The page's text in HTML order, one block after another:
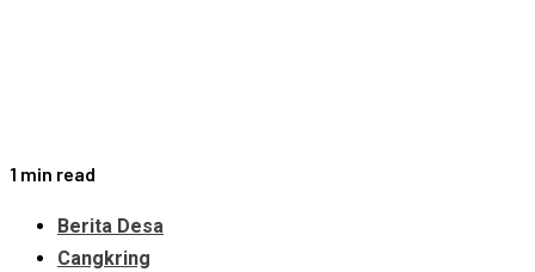
1 min read
Berita Desa
Cangkring